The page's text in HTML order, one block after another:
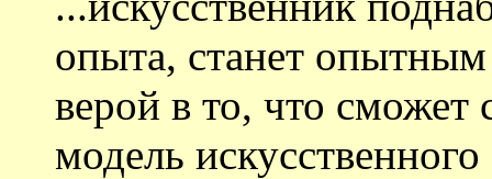
опыта, станет
верой в то, что сможет
модель